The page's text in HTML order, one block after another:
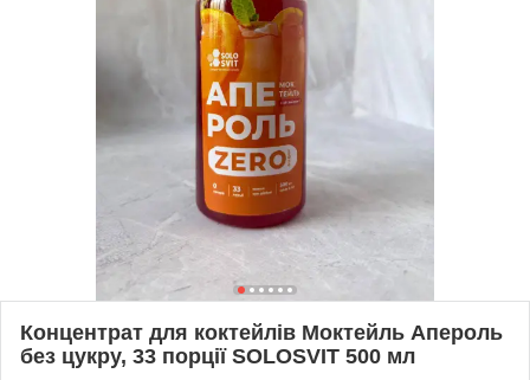
Концентрат для коктейлів Моктейль Апероль
без цукру, 33 порції SOLOSVIT 500 мл